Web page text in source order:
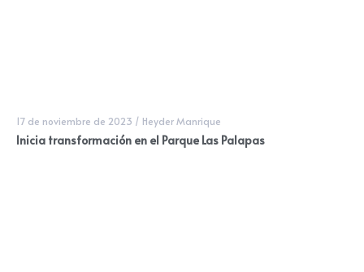
17 de noviembre de 2023 / Heyder Manrique
Inicia transformación en el Parque Las Palapas